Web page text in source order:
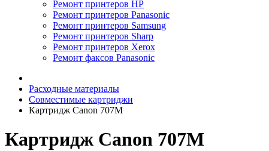
Ремонт принтеров HP
Ремонт принтеров Panasonic
Ремонт принтеров Samsung
Ремонт принтеров Sharp
Ремонт принтеров Xerox
Ремонт факсов Panasonic
Расходные материалы
Совместимые картриджи
Картридж Canon 707M
Картридж Canon 707M